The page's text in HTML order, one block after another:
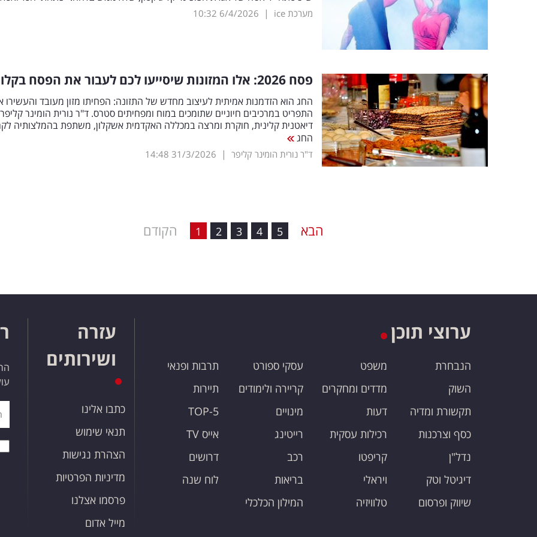
מערכת ice |
6/4/2026
10:32
פסח 2026: אלו המזונות שיסייעו לכם לעבור את הפסח בקלות
החג הוא הזדמנות אמיתית לעיצוב מחדש של התזונה: הפחיתו מזון מעובד והעשירו
התפריט במרכיבים חיוניים שתומכים במוח ומפחיתים סטרס. ד"ר נורית הומינר
דיאטנית קלינית, חוקרת ומרצה במכללה האקדמית אשקלון, משתפת בהמלצותיה
החג
ד"ר נורית הומינר קליפר |
31/3/2026
14:48
הקודם 1 2 3 4 5 הבא
ערוצי תוכן
הנבחרת
השוק
תקשורת ומדיה
כסף וצרכנות
נדל"ן
דיגיטל וטק
שיווק ופרסום
משפט
מדדים ומחקרים
דעות
רכילות עסקית
קריפטו
ויראלי
טלוויזיה
עסקי ספורט
קריירה ולימודים
מינויים
רייטינג
רכב
בריאות
המילון הכלכלי
תרבות ופנאי
תיירות
TOP-5
אייס TV
דרושים
לוח שנה
עזרה
ושירותים
כתבו אלינו
תנאי שימוש
הצהרת נגישות
מדיניות הפרטיות
פרסמו אצלנו
מייל אדום